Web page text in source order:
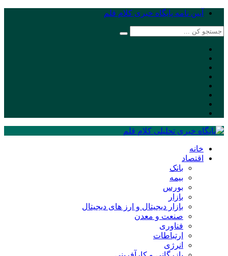
آیین نامه پایگاه خبری کلام قلم
خانه
اقتصاد
بانک
بیمه
بورس
بازار
بازار دیجیتال و ارز های دیجیتال
صنعت و معدن
فناوری
ارتباطات
انرژی